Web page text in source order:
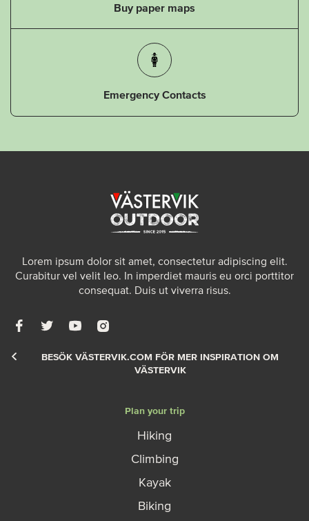
Buy paper maps
Emergency Contacts
Lorem ipsum dolor sit amet, consectetur adipiscing elit.
Curabitur vel velit leo. In imperdiet mauris eu orci porttitor
consequat. Duis ut viverra risus.
BESÖK VÄSTERVIK.COM FÖR MER INSPIRATION OM
VÄSTERVIK
Plan your trip
Hiking
Climbing
Kayak
Biking